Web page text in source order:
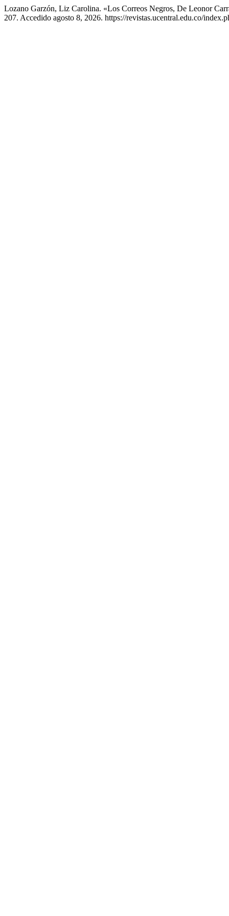
Lozano Garzón, Liz Carolina. «Los Correos Negros, De Leonor
207. Accedido agosto 8, 2026. https://revistas.ucentral.edu.co/